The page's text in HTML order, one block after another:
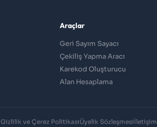
Araçlar
Geri Sayım Sayacı
Çekiliş Yapma Aracı
Karekod Oluşturucu
Alan Hesaplama
Gizlilik ve Çerez PolitikasıÜyelik Sözleşmesiİletişim